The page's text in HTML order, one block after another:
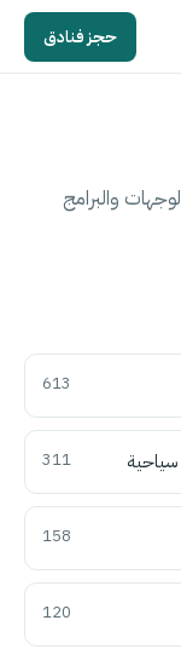
حجز فنادق
والبرامج
613
311
158
120